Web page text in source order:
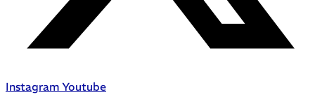
Instagram Youtube